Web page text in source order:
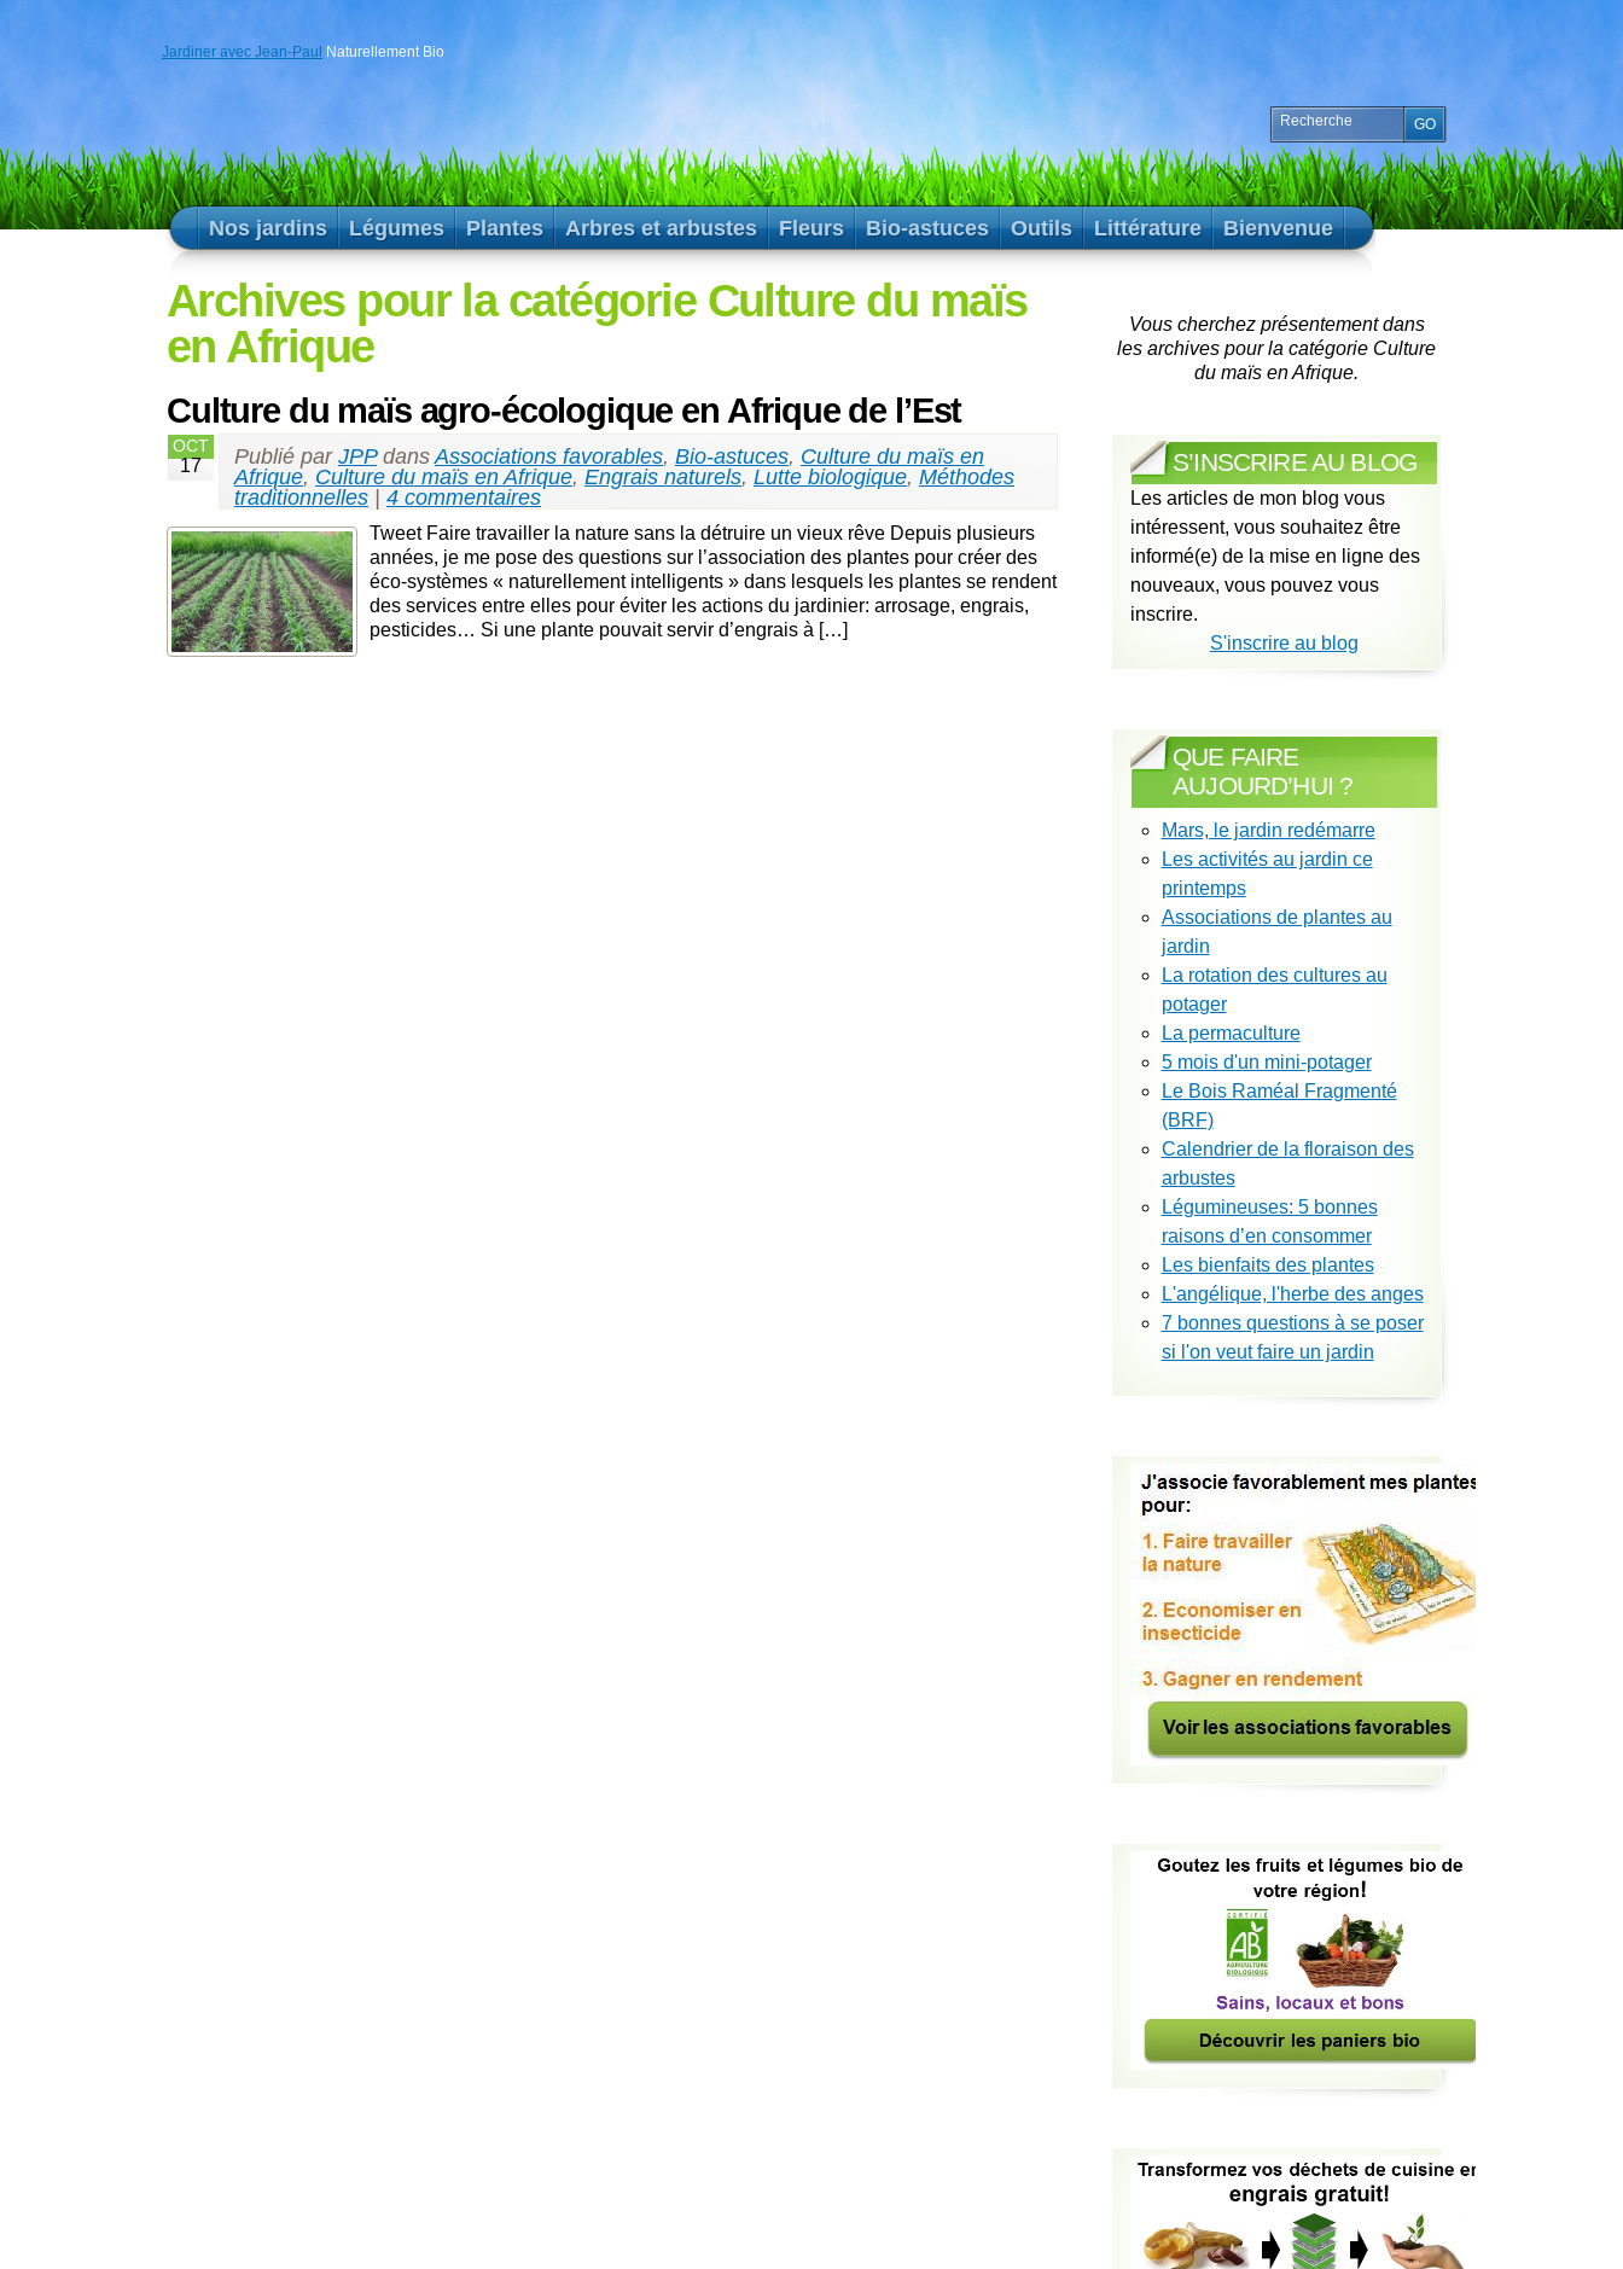
Jardiner avec Jean-Paul Naturellement Bio
Nos jardins Légumes Plantes Arbres et arbustes Fleurs Bio-astuces Outils Littérature Bienvenue
Archives pour la catégorie Culture du maïs
en Afrique
Culture du maïs agro-écologique en Afrique de l’Est
OCT
17 Publié par JPPdansAssociations favorables, Bio-astuces, Culture du maïs en
Afrique, Culture du maïs en Afrique, Engrais naturels, Lutte biologique, Méthodes
traditionnelles
4 commentaires
Tweet Faire travailler la nature sans la détruire un vieux rêve Depuis plusieurs
années, je me pose des questions sur l’association des plantes pour créer des
éco-systèmes « naturellement intelligents » dans lesquels les plantes se rendent
des services entre elles pour éviter les actions du jardinier: arrosage, engrais,
pesticides… Si une plante pouvait servir d’engrais à […]
Vous cherchez présentement dans
les archives pour la catégorie Culture
du maïs en Afrique.
S’INSCRIRE AU BLOG
Les articles de mon blog vous
intéressent, vous souhaitez être
informé(e) de la mise en ligne des
nouveaux, vous pouvez vous
inscrire.
S'inscrire au blog
QUE FAIRE
AUJOURD’HUI ?
Mars, le jardin redémarre
Les activités au jardin ce
printemps
Associations de plantes au
jardin
La rotation des cultures au
potager
La permaculture
5 mois d'un mini-potager
Le Bois Raméal Fragmenté
(BRF)
Calendrier de la floraison des
arbustes
Légumineuses: 5 bonnes
raisons d’en consommer
Les bienfaits des plantes
L'angélique, l'herbe des anges
7 bonnes questions à se poser
si l'on veut faire un jardin